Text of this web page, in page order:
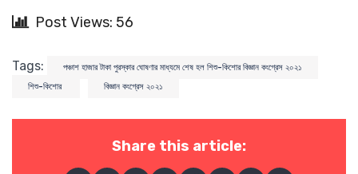
Post Views: 56
Tags:
পঞ্চাশ হাজার টাকা পুরস্কার ঘোষণার মাধ্যমে শেষ হল শিশু-কিশোর বিজ্ঞান কংগ্রেস ২০২১
শিশু-কিশোর
বিজ্ঞান কংগ্রেস ২০২১
Share this article: